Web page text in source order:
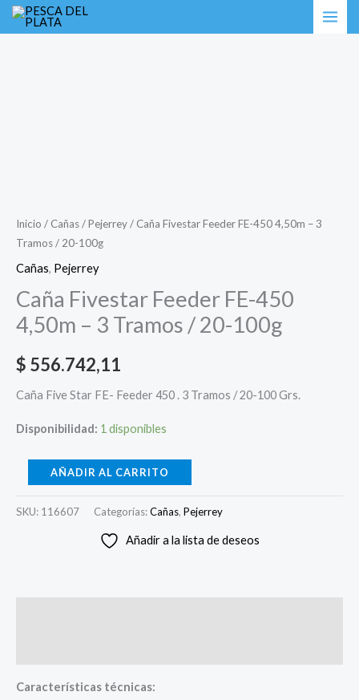
al
Inicio / Cañas/Pejerrey/ Caña Fivestar Feeder FE-450 4,50m – 3
Tramos / 20-100g
Cañas, Pejerrey
Caña Fivestar Feeder FE-450
4,50m – 3 Tramos / 20-100g
$ 556.742,11
Caña Five Star FE- Feeder 450 . 3 Tramos / 20-100 Grs.
Disponibilidad: 1 disponibles
Caña
/
20-
100g
AÑADIR AL CARRITO
SKU: 116607 Categorías:Cañas, Pejerrey
Añadir a la lista de deseos
Características técnicas: